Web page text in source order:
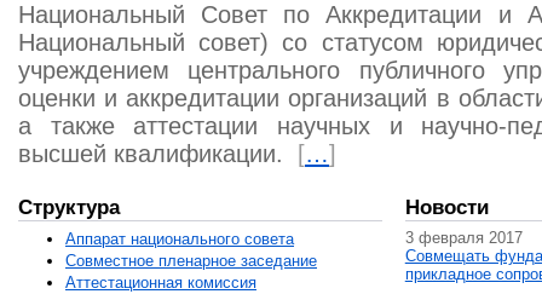
Национальный Совет по Аккредитации и
Национальный совет) со статусом
учреждением центрального публичного
оценки и аккредитации организаций в
а также аттестации научных и научно-
высшей квалификации.
[…]
Структура
Аппарат национального совета
Совместное пленарное заседание
Аттестационная комисcия
Новости
3 февраля 2017
Совмещать
прикладное